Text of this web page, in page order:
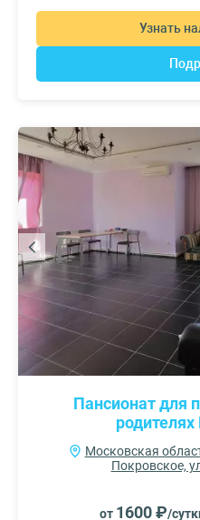
Узнать
Пансионат для
Московская
Покровское,
от 1600 ₽/